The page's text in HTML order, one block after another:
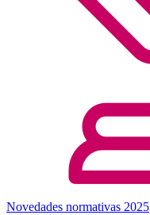
Novedades normativas 2025